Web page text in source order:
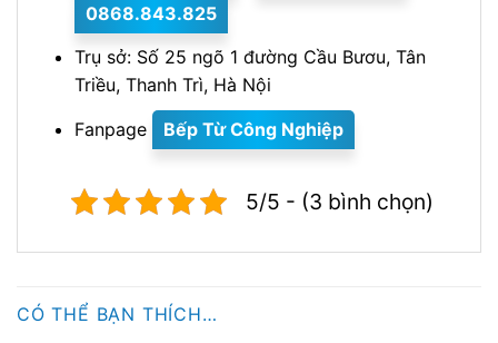
0868.843.825
Trụ sở: Số 25 ngõ 1 đường Cầu Bươu, Tân
Triều, Thanh Trì, Hà Nội
Fanpage
Bếp Từ Công Nghiệp
5/5 - (3 bình chọn)
CÓ THỂ BẠN THÍCH…